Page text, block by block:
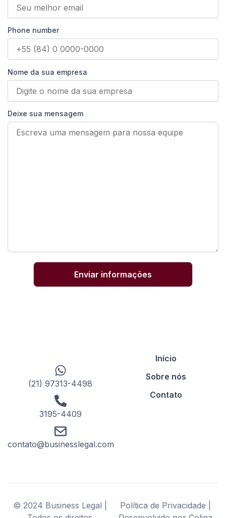
Phone number
Nome da sua empresa
Deixe sua mensagem
(21) 97313-4498
3195-4409
contato@businesslegal.com
Início
Sobre nós
Contato
© 2024 Business Legal |
Política de Privacidade |